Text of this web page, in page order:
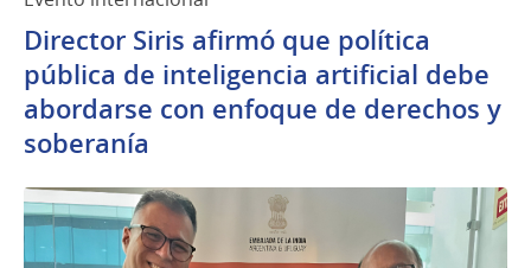
Director Siris afirmó que política
pública de inteligencia artificial debe
abordarse con enfoque de derechos y
soberanía